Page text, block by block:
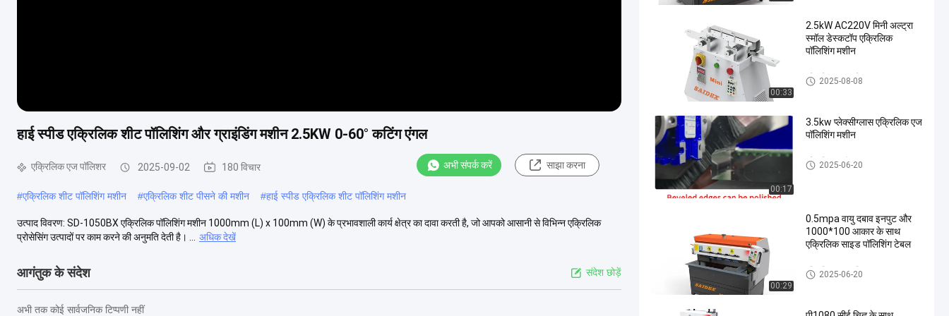
हाई स्पीड एक्रिलिक शीट पॉलिशिंग और ग्राइंडिंग मशीन 2.5KW 0-60° कटिंग एंगल
एक्रिलिक एज पॉलिशर 2025-09-02 180 विचार अभी संपर्क करें साझा करना
#एक्रिलिक शीट पॉलिशिंग मशीन #एक्रिलिक शीट पीसने की मशीन #हाई स्पीड एक्रिलिक शीट पॉलिशिंग मशीन
उत्पाद विवरण: SD-1050BX एक्रिलिक पॉलिशिंग मशीन 1000mm (L) x 100mm (W) के प्रभावशाली कार्य क्षेत्र का दावा करती है, जो आपको आसानी से विभिन्न एक्रिलिक
प्रोसेसिंग उत्पादों पर काम करने की अनुमति देती है। ...
अधिक देखें
आगंतुक के संदेश संदेश छोड़ें
अभी तक कोई सार्वजनिक टिप्पणी नहीं
00:33
2.5kW AC220V मिनी अल्ट्रा
स्मॉल डेस्कटॉप एक्रिलिक
पॉलिशिंग मशीन
एक्रिलिक एज पॉलिशर
2025-08-08
00:17
3.5kw प्लेक्सीग्लास एक्रिलिक एज
पॉलिशिंग मशीन
एक्रिलिक मशीन
2025-06-20
00:29
0.5mpa वायु दबाव इनपुट और
1000*100 आकार के साथ
एक्रिलिक साइड पॉलिशिंग टेबल
एक्रिलिक एज पॉलिशर
2025-06-20